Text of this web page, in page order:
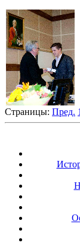
Страницы: Пред. 1